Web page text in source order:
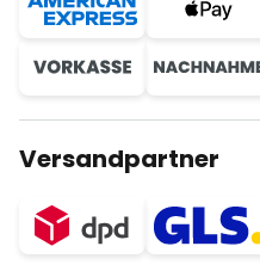
Versandpartner